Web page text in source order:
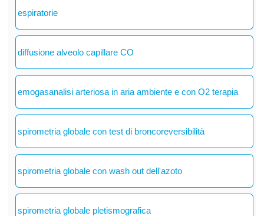
espiratorie
diffusione alveolo capillare CO
emogasanalisi arteriosa in aria ambiente e con O2 terapia
spirometria globale con test di broncoreversibilità
spirometria globale con wash out dell'azoto
spirometria globale pletismografica